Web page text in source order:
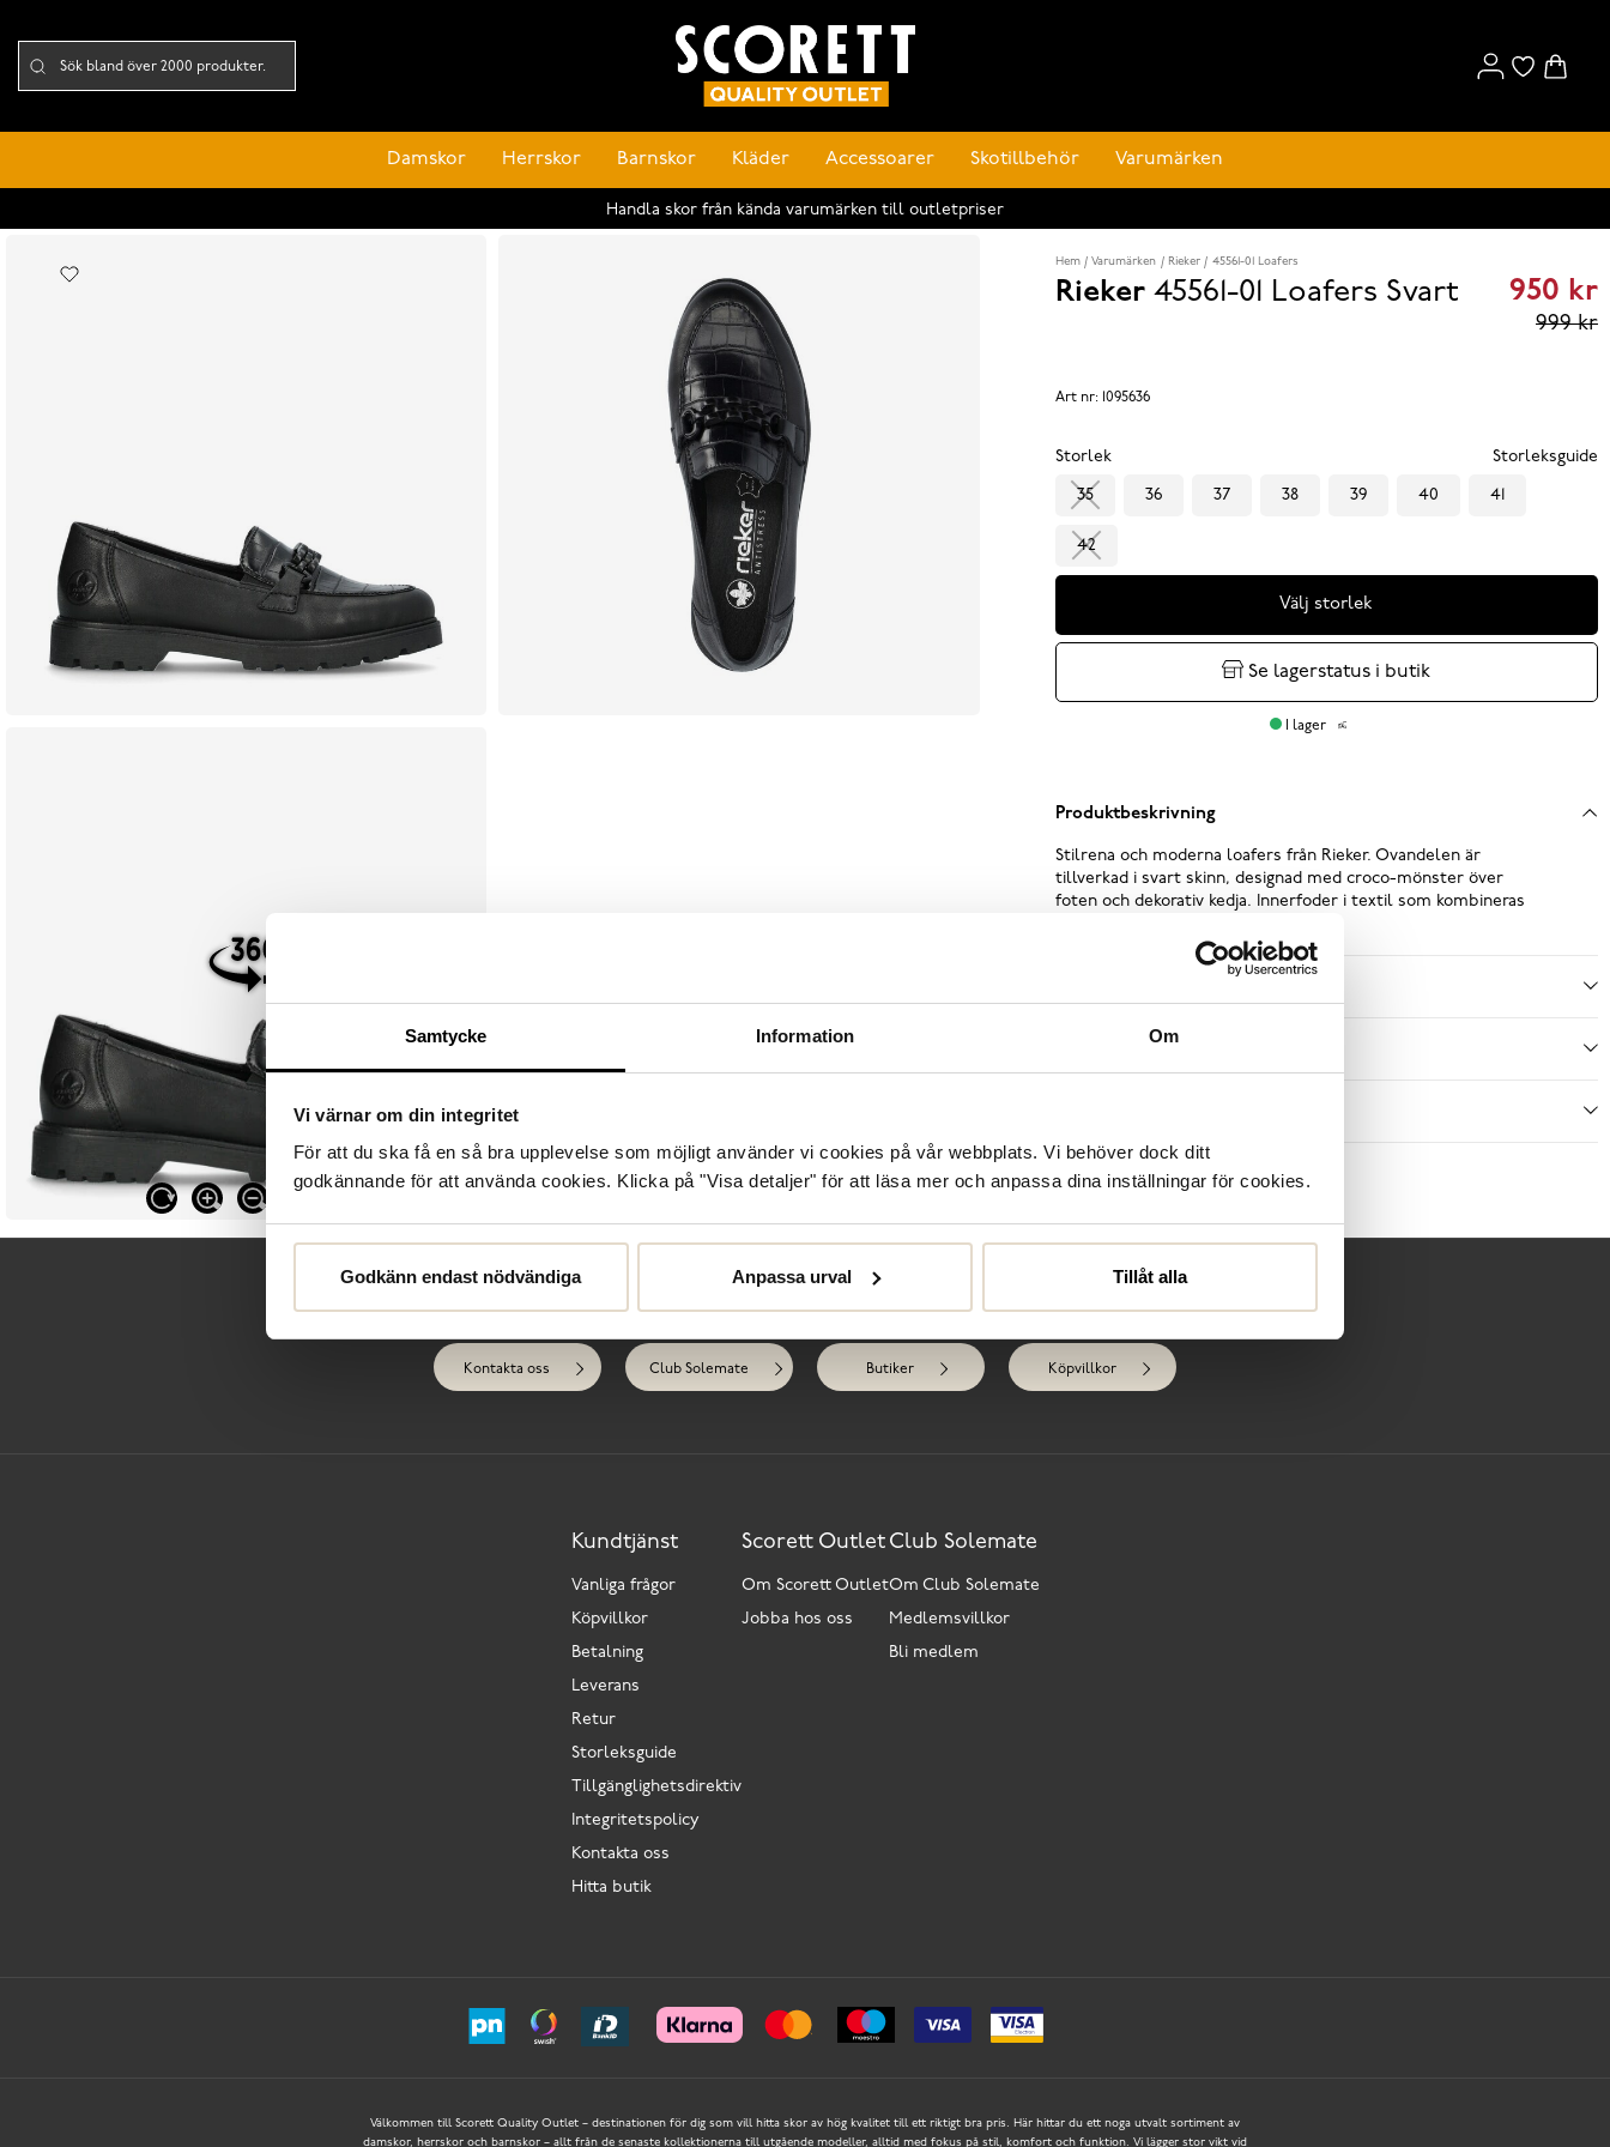
Samtycke Information Om
Vi värnar om din integritet
För att du ska få en så bra upplevelse som möjligt använder vi cookies på vår webbplats. Vi behöver dock ditt
godkännande för att använda cookies. Klicka på "Visa detaljer" för att läsa mer och anpassa dina inställningar för cookies.
Godkänn endast nödvändiga Anpassa urval Tillåt alla
Damskor Herrskor Barnskor Kläder Accessoarer Skotillbehör Varumärken
Handla skor från kända varumärken till outletpriser
Hem Varumärken Rieker 45561-01 Loafers
Rieker 45561-01 Loafers Svart
Current
950 kr
999 kr
Art nr: 1095636
Storlek Storleksguide
35 36 37 38 39 40 41
42
Välj storlek
Se lagerstatus i butik
I lager
Produktbeskrivning
Stilrena och moderna loafers från Rieker. Ovandelen är
tillverkad i svart skinn, designad med croco-mönster över
foten och dekorativ kedja. Innerfoder i textil som kombineras
Kontakta oss Club Solemate Butiker Köpvillkor
Kundtjänst
Vanliga frågor
Köpvillkor
Betalning
Leverans
Retur
Storleksguide
Tillgänglighetsdirektiv
Integritetspolicy
Kontakta oss
Hitta butik
Scorett Outlet
Om Scorett Outlet
Jobba hos oss
Club Solemate
Om Club Solemate
Medlemsvillkor
Bli medlem
Välkommen till Scorett Quality Outlet – destinationen för dig som vill hitta skor av hög kvalitet till ett riktigt bra pris. Här hittar du ett noga utvalt sortiment av
damskor, herrskor och barnskor – allt från de senaste kollektionerna till utgående modeller, alltid med fokus på stil, komfort och funktion. Vi lägger stor vikt vid